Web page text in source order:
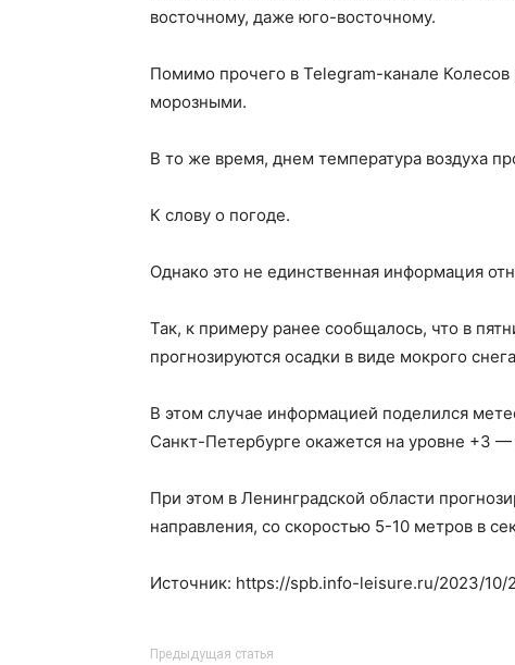
восточному, даже юго-восточному.
Помимо прочего в Telegram-канале
морозными.
В то же время, днем температура воздуха
К слову о погоде.
Однако это не единственная информация
Так, к примеру ранее сообщалось, что в
прогнозируются осадки в виде мокрого
В этом случае информацией поделился
Санкт-Петербурге окажется на уровне +3 —
При этом в Ленинградской области
направления, со скоростью 5-10 метров в
Источник: https://spb.info-leisure.ru/2023/
Предыдущая статья